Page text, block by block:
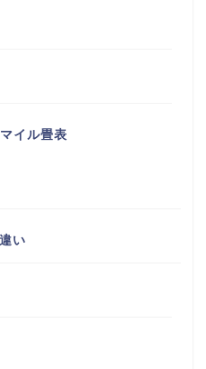
イル畳表
い